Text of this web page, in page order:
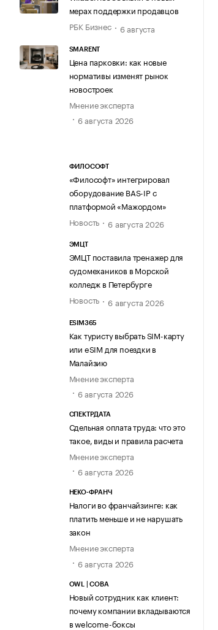
мерах поддержки продавцов
РБК Бизнес
6 августа
SMARENT
Цена парковки: как новые
нормативы изменят рынок
новостроек
Мнение эксперта
6 августа 2026
ФИЛОСОФТ
«Философт» интегрировал
оборудование BAS-IP с
платформой «Мажордом»
Новость
6 августа 2026
ЭМЦТ
ЭМЦТ поставила тренажер для
судомехаников в Морской
колледж в Петербурге
Новость
6 августа 2026
ESIM365
Как туристу выбрать SIM-карту
или eSIM для поездки в
Малайзию
Мнение эксперта
6 августа 2026
СПЕКТРДАТА
Сдельная оплата труда: что это
такое, виды и правила расчета
Мнение эксперта
6 августа 2026
НЕКО-ФРАНЧ
Налоги во франчайзинге: как
платить меньше и не нарушать
закон
Мнение эксперта
6 августа 2026
OWL | СОВА
Новый сотрудник как клиент:
почему компании вкладываются
в welcome-боксы